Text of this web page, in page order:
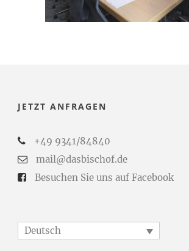
JETZT ANFRAGEN
+49 9341/84840
mail@dasbischof.de
Besuchen Sie uns auf Facebook
Deutsch